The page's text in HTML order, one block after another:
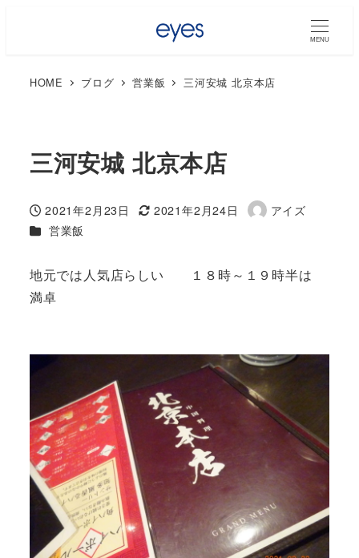
MENU
HOME ブログ 営業飯 三河安城 北京本店
三河安城 北京本店
投稿日
2021年2月23日
更新日
2021年2月24日
著
アイズ
カテゴリー
営業飯
地元では人気店らしい １８時～１９時半は
満卓